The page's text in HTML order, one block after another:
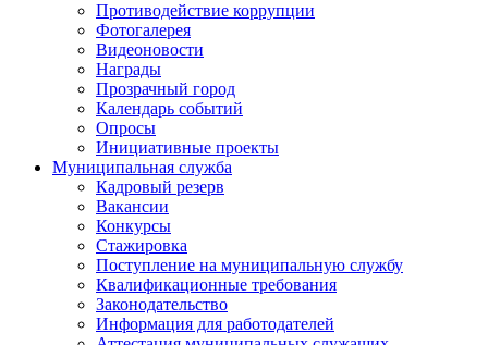
Противодействие коррупции
Фотогалерея
Видеоновости
Награды
Прозрачный город
Календарь событий
Опросы
Инициативные проекты
Муниципальная служба
Кадровый резерв
Вакансии
Конкурсы
Стажировка
Поступление на муниципальную службу
Квалификационные требования
Законодательство
Информация для работодателей